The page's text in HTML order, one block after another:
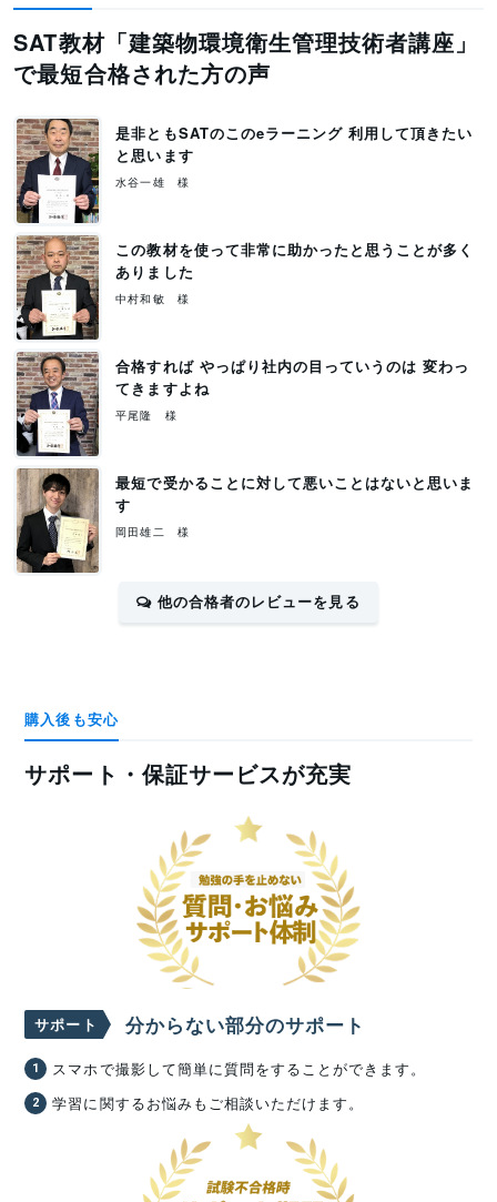
SAT教材「建築物環境衛生管理技術者講座」
で最短合格された方の声
是非ともSATのこのeラーニング 利用して頂きたい
と思います
水谷一雄 様
この教材を使って非常に助かったと思うことが多く
ありました
中村和敏 様
合格すれば やっぱり社内の目っていうのは 変わっ
てきますよね
平尾隆 様
最短で受かることに対して悪いことはないと思いま
す
岡田雄二 様
他の合格者のレビューを見る
購入後も安心
サポート・保証サービスが充実
サポート 分からない部分のサポート
スマホで撮影して簡単に質問をすることができます。
学習に関するお悩みもご相談いただけます。